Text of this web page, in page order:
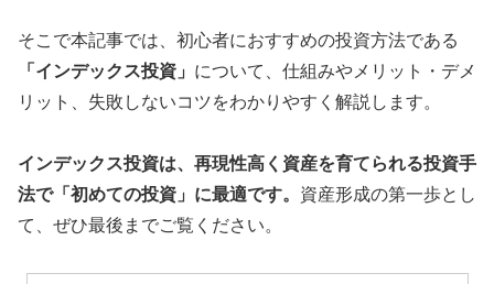
そこで本記事では、初心者におすすめの投資方法である
「インデックス投資」 について、仕組みやメリット・デメ
リット、失敗しないコツをわかりやすく解説します。
インデックス投資は、再現性高く資産を育てられる投資手
法で「初めての投資」に最適です。 資産形成の第一歩とし
て、ぜひ最後までご覧ください。